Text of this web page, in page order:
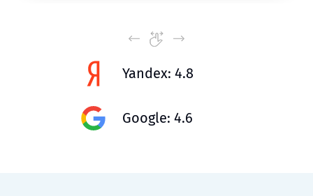
Yandex: 4.8
Google: 4.6